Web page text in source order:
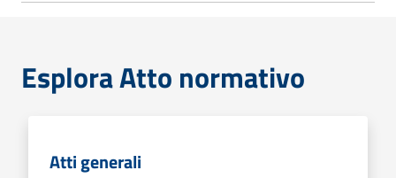
Esplora Atto normativo
Atti generali